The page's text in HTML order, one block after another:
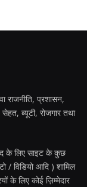
राजनीति, प्रशासन,
ब्यूटी, रोजगार तथा
के लिए साइट के कुछ
/ विडियो आदि ) शामिल
के लिए कोई ज़िम्मेदार